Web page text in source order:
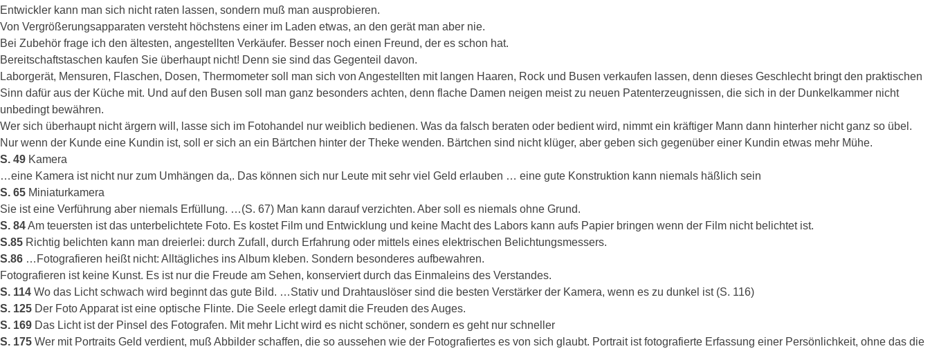
Entwickler kann man sich nicht raten lassen, sondern muß man ausprobieren.
Von Vergrößerungsapparaten versteht höchstens einer im Laden etwas, an den gerät man aber nie.
Bei Zubehör frage ich den ältesten, angestellten Verkäufer. Besser noch einen Freund, der es schon hat.
Bereitschaftstaschen kaufen Sie überhaupt nicht! Denn sie sind das Gegenteil davon.
Laborgerät, Mensuren, Flaschen, Dosen, Thermometer soll man sich von Angestellten mit langen Haaren, Rock und Busen verkaufen lassen, denn dieses Geschlecht bringt den praktischen
Sinn dafür aus der Küche mit. Und auf den Busen soll man ganz besonders achten, denn flache Damen neigen meist zu neuen Patenterzeugnissen, die sich in der Dunkelkammer nicht
unbedingt bewähren.
Wer sich überhaupt nicht ärgern will, lasse sich im Fotohandel nur weiblich bedienen. Was da falsch beraten oder bedient wird, nimmt ein kräftiger Mann dann hinterher nicht ganz so übel.
Nur wenn der Kunde eine Kundin ist, soll er sich an ein Bärtchen hinter der Theke wenden. Bärtchen sind nicht klüger, aber geben sich gegenüber einer Kundin etwas mehr Mühe.
S. 49 Kamera
…eine Kamera ist nicht nur zum Umhängen da,. Das können sich nur Leute mit sehr viel Geld erlauben … eine gute Konstruktion kann niemals häßlich sein
S. 65 Miniaturkamera
Sie ist eine Verführung aber niemals Erfüllung. …(S. 67) Man kann darauf verzichten. Aber soll es niemals ohne Grund.
S. 84Am teuersten ist das unterbelichtete Foto. Es kostet Film und Entwicklung und keine Macht des Labors kann aufs Papier bringen wenn der Film nicht belichtet ist.
S.85 Richtig belichten kann man dreierlei: durch Zufall, durch Erfahrung oder mittels eines elektrischen Belichtungsmessers.
S.86 …Fotografieren heißt nicht: Alltägliches ins Album kleben. Sondern besonderes aufbewahren.
Fotografieren ist keine Kunst. Es ist nur die Freude am Sehen, konserviert durch das Einmaleins des Verstandes.
S. 114 Wo das Licht schwach wird beginnt das gute Bild. …Stativ und Drahtauslöser sind die besten Verstärker der Kamera, wenn es zu dunkel ist (S. 116)
S. 125 Der Foto Apparat ist eine optische Flinte. Die Seele erlegt damit die Freuden des Auges.
S. 169 Das Licht ist der Pinsel des Fotografen. Mit mehr Licht wird es nicht schöner, sondern es geht nur schneller
S. 175 Wer mit Portraits Geld verdient, muß Abbilder schaffen, die so aussehen wie der Fotografiertes es von sich glaubt. Portrait ist fotografierte Erfassung einer Persönlichkeit, ohne das die